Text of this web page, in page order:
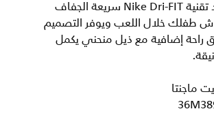
أثناء الحركة بينما تساعد تقنية Nike Dri-FIT سريعة الجفاف
طفلك خلال اللعب ويوفر التصميم
راحة إضافية مع ذيل منحني يكمل
ماجنتا